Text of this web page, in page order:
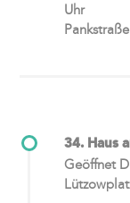
Uhr
34. Haus
Geöffnet